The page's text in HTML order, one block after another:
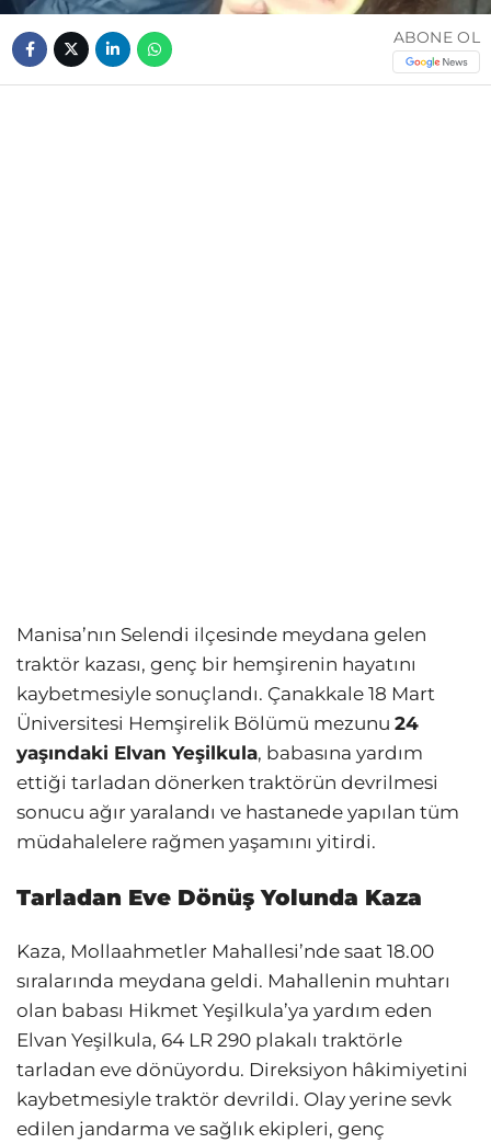
ABONE OL
Manisa’nın Selendi ilçesinde meydana gelen
traktör kazası, genç bir hemşirenin hayatını
kaybetmesiyle sonuçlandı. Çanakkale 18 Mart
Üniversitesi Hemşirelik Bölümü mezunu 24
yaşındaki Elvan Yeşilkula, babasına yardım
ettiği tarladan dönerken traktörün devrilmesi
sonucu ağır yaralandı ve hastanede yapılan tüm
müdahalelere rağmen yaşamını yitirdi.
Tarladan Eve Dönüş Yolunda Kaza
Kaza, Mollaahmetler Mahallesi’nde saat 18.00
sıralarında meydana geldi. Mahallenin muhtarı
olan babası Hikmet Yeşilkula’ya yardım eden
Elvan Yeşilkula, 64 LR 290 plakalı traktörle
tarladan eve dönüyordu. Direksiyon hâkimiyetini
kaybetmesiyle traktör devrildi. Olay yerine sevk
edilen jandarma ve sağlık ekipleri, genç